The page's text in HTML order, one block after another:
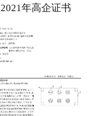
2021年高企证书